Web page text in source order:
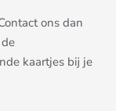
ons dan
kaartjes bij je